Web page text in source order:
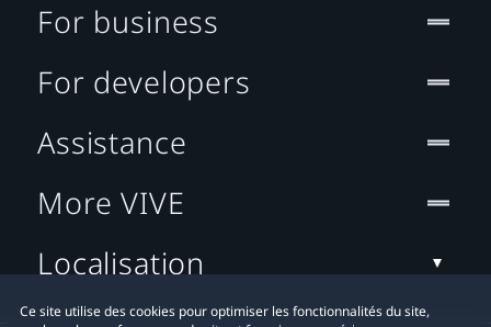
Ce site utilise des cookies pour optimiser les fonctionnalités du site,
For business
For developers
Assistance
More VIVE
Localisation